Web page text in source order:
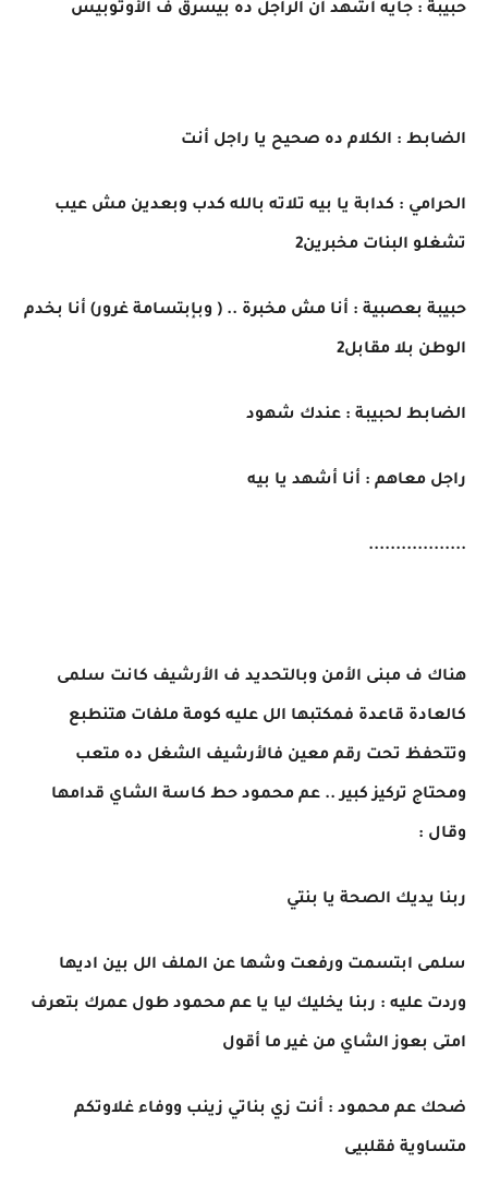
حبيبة : جايه أشهد أن الراجل ده بيسرق ف الأوتوبيس
الضابط : الكلام ده صحيح يا راجل أنت
الحرامي : كدابة يا بيه تلاته بالله كدب وبعدين مش عيب
تشغلو البنات مخبرين2
حبيبة بعصبية : أنا مش مخبرة .. ( وبإبتسامة غرور) أنا بخدم
الوطن بلا مقابل2
الضابط لحبيبة : عندك شهود
راجل معاهم : أنا أشهد يا بيه
..................
هناك ف مبنى الأمن وبالتحديد ف الأرشيف كانت سلمى
كالعادة قاعدة فمكتبها الل عليه كومة ملفات هتنطبع
وتتحفظ تحت رقم معين فالأرشيف الشغل ده متعب
ومحتاج تركيز كبير .. عم محمود حط كاسة الشاي قدامها
وقال :
ربنا يديك الصحة يا بنتي
سلمى ابتسمت ورفعت وشها عن الملف الل بين اديها
وردت عليه : ربنا يخليك ليا يا عم محمود طول عمرك بتعرف
امتى بعوز الشاي من غير ما أقول
ضحك عم محمود : أنت زي بناتي زينب ووفاء غلاوتكم
متساوية فقلبيى